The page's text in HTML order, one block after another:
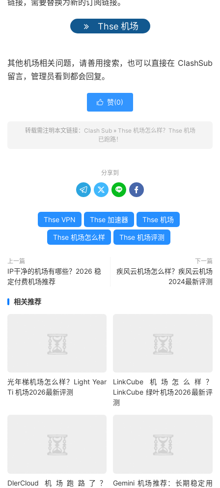
链接，需要替换为新的订阅链接。
Thse 机场
其他机场相关问题，请善用搜索，也可以直接在 ClashSub
留言，管理员看到都会回复。
 赞(0)
转载需注明本文链接： Clash Sub» Thse 机场怎么样？Thse 机场
已跑路！
分享到
   
Thse VPN Thse 加速器 Thse 机场
Thse 机场怎么样 Thse 机场评测
上一篇
IP干净的机场有哪些？2026 稳
定付费机场推荐
下一篇
疾风云机场怎么样？疾风云机场
2024最新评测
相关推荐
光年梯机场怎么样？Light Year
Ti 机场2026最新评测
LinkCube 机场怎么样？
LinkCube 绿叶机场2026最新评
测
DlerCloud 机场跑路了？
Gemini 机场推荐：长期稳定用